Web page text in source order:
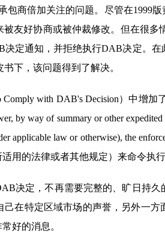
商倍加关注的问题。尽管在1999
友好协商或被仲裁修改。但在很
定通知，并拒绝执行DAB决定。
下，该问题得到了解决。
with DAB's Decision）中增
by way of summary or other
applicable law or otherwise), the
用的法律或者其他规定）来命令执
决定，不再需要完整的、旷日持
在特定区域市场的声誉，另外一
好的消息。